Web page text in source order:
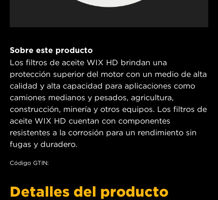
Sobre este producto
Los filtros de aceite WIX HD brindan una
protección superior del motor con un medio de alta
calidad y alta capacidad para aplicaciones como
camiones medianos y pesados, agricultura,
construcción, minería y otros equipos. Los filtros de
aceite WIX HD cuentan con componentes
resistentes a la corrosión para un rendimiento sin
fugas y duradero.
Código GTIN:
Detalles del producto